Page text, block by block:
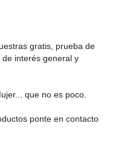
gratis, prueba de
interés general y
que no es poco.
ponte en contacto